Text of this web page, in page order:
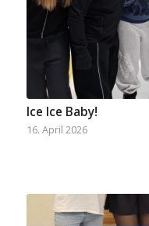
Ice Ice Baby!
16. April 2026